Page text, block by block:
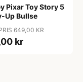
Pixar Toy Story 5
Up Bullse
649,00 KR
kr